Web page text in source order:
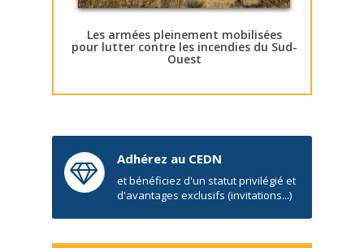
Les armées pleinement mobilisées
pour lutter contre les incendies du Sud-
Ouest
Adhérez au CEDN
et bénéficiez d'un statut privilégié et
d'avantages exclusifs (invitations...)